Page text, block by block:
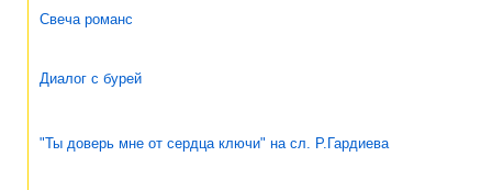
Свеча романс
Диалог с бурей
"Ты доверь мне от сердца ключи" на сл. Р.Гардиева